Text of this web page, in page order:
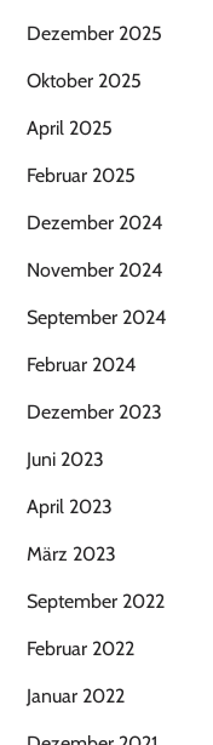
Dezember 2025
Oktober 2025
April 2025
Februar 2025
Dezember 2024
November 2024
September 2024
Februar 2024
Dezember 2023
Juni 2023
April 2023
März 2023
September 2022
Februar 2022
Januar 2022